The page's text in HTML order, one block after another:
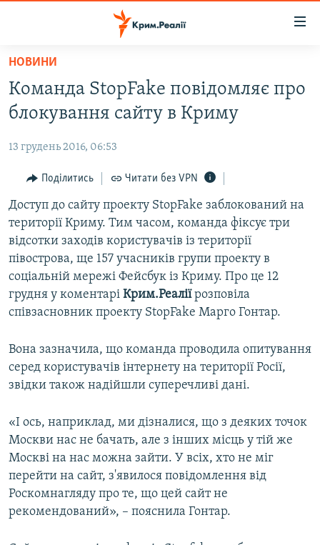
Перейти
основного
матеріалу
Перейти
до
навігації
Перейти
до
пошуку
ВОДА.КРИМ
ВІДЕО ТА ФОТО
ПОЛІТИКА
БЛОГИ
ПОГЛЯД
ІНТЕРВ'Ю
ВСЕ ЗА ДЕНЬ
СПЕЦПРОЕКТИ
ДЕПОРТАЦІЯ
УКРАЇНСЬКА ПРОБЛЕМА КРИМУ
ЯК ОБІЙТИ БЛОКУВАННЯ
Русский
Qırımtatar
Усі сайти RFE/RL
НОВИНИ
Команда StopFake повідомляє про
блокування сайту в Криму
13 грудень 2016, 06:53
Поділитись Читати без VPN
Доступ до сайту проекту StopFake заблокований на
території Криму. Тим часом, команда фіксує три
відсотки заходів користувачів із території
півострова, ще 157 учасників групи проекту в
соціальній мережі Фейсбук із Криму. Про це 12
грудня у коментарі Крим.Реаліїрозповіла
співзасновник проекту StopFake Марго Гонтар.
Вона зазначила, що команда проводила опитування
серед користувачів інтернету на території Росії,
звідки також надійшли суперечливі дані.
«І ось, наприклад, ми дізналися, що з деяких точок
Москви нас не бачать, але з інших місць у тій же
Москві на нас можна зайти. У всіх, хто не міг
перейти на сайт, з'явилося повідомлення від
Роскомнагляду про те, що цей сайт не
рекомендований», – пояснила Гонтар.